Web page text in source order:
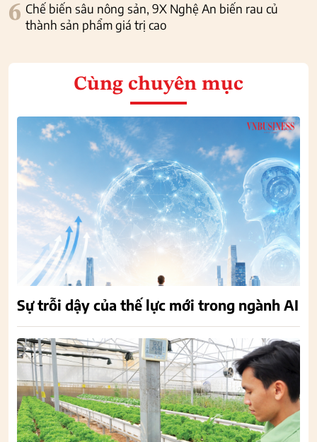
6 Chế biến sâu nông sản, 9X Nghệ An biến rau củ
thành sản phẩm giá trị cao
Cùng chuyên mục
Sự trỗi dậy của thế lực mới trong ngành AI